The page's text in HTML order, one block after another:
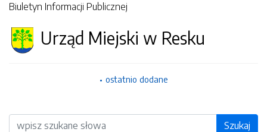
Biuletyn Informacji Publicznej
Urząd Miejski w Resku
ostatnio dodane
Wyszukiwarka Szukaj